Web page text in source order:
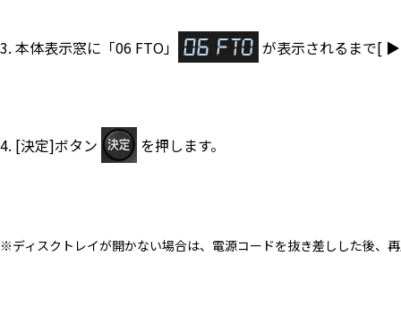
3. 本体表示窓に「06 FTO」 が表示されるまで[
4. [決定]ボタン を押します。
※ディスクトレイが開かない場合は、電源コードを抜き差しした後、